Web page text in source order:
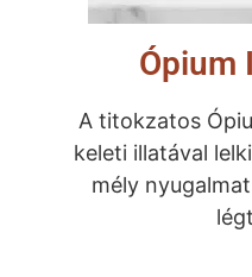
Ópium
A titokzatos
keleti illatával
mély